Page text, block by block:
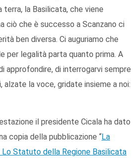
terra, la Basilicata, che viene
ciò che è successo a Scanzano ci
ben diversa. Ci auguriamo che
per legalità parta quanto prima. A
approfondire, di interrogarvi sempre
alzate la voce, gridate insieme a noi:
il presidente Cicala ha dato
copia della pubblicazione “La
Statuto della Regione Basilicata